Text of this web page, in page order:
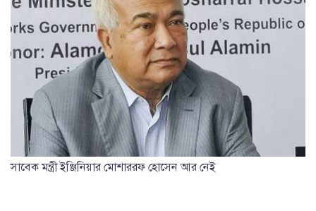
সাবেক মন্ত্রী ইঞ্জিনিয়ার মোশাররফ হোসেন আর নেই